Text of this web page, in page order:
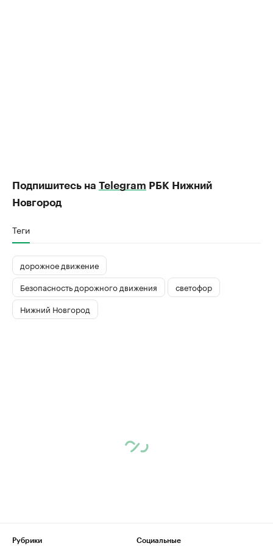
Подпишитесь на Telegram РБК Нижний
Новгород
Теги
дорожное движение
Безопасность дорожного движения
светофор
Нижний Новгород
Рубрики
Социальные